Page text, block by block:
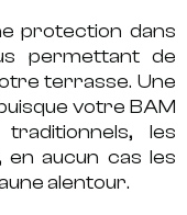
protection dans
permettant de
terrasse. Une
votre BAM
les
aucun cas les
alentour.